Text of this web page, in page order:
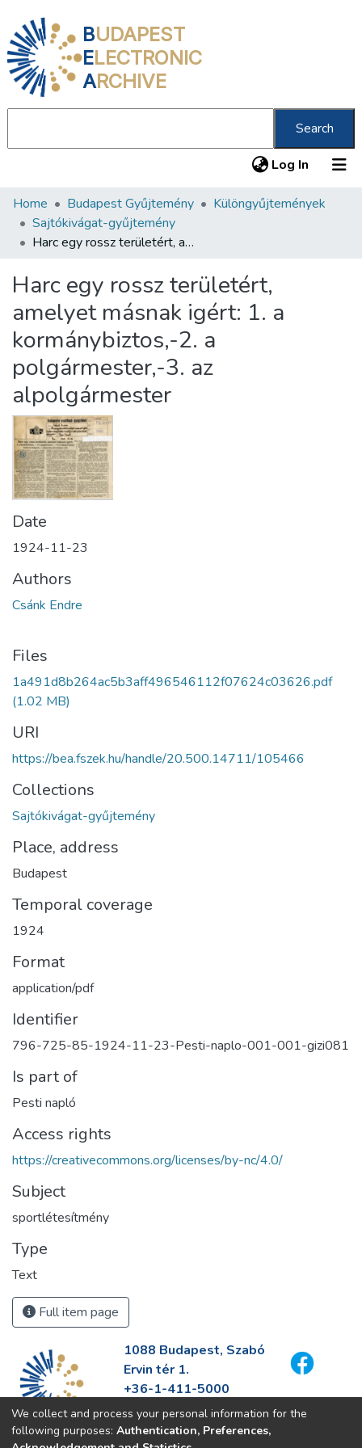
BUDAPEST
ELECTRONIC
ARCHIVE
Search
Log In (current)
Communities & Collections
All of DSpace
About us
Home Budapest Gyűjtemény
Különgyűjtemények
Sajtókivágat-gyűjtemény
Harc egy rossz területért, amelyet másnak igért: 1. a kormánybiztos,-2. a polgármester,-3. az alpolgármester
Harc egy rossz területért,
amelyet másnak igért: 1. a
kormánybiztos,-2. a
polgármester,-3. az
alpolgármester
Date
1924-11-23
Authors
Csánk Endre
Files
1a491d8b264ac5b3aff496546112f07624c03626.pdf
(1.02 MB)
URI
https://bea.fszek.hu/handle/20.500.14711/105466
Collections
Sajtókivágat-gyűjtemény
Place, address
Budapest
Temporal coverage
1924
Format
application/pdf
Identifier
796-725-85-1924-11-23-Pesti-naplo-001-001-gizi081
Is part of
Pesti napló
Access rights
https://creativecommons.org/licenses/by-nc/4.0/
Subject
sportlétesítmény
Type
Text
Full item page
1088 Budapest, Szabó
Ervin tér 1.
+36-1-411-5000
info@fszek.hu
https://fszek.hu
We collect and process your personal information for the
following purposes: Authentication, Preferences,